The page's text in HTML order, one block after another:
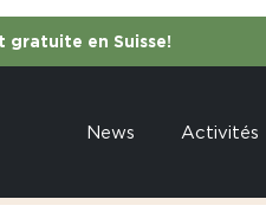
gratuite en Suisse!
News Activités